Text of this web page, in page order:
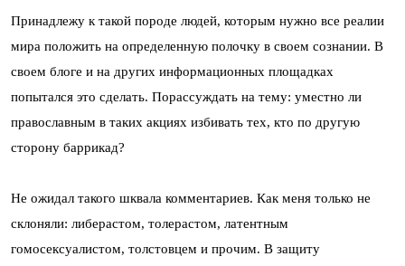
Принадлежу к такой породе людей, которым нужно все реалии
мира положить на определенную полочку в своем сознании. В
своем блоге и на других информационных площадках
попытался это сделать. Порассуждать на тему: уместно ли
православным в таких акциях избивать тех, кто по другую
сторону баррикад?
Не ожидал такого шквала комментариев. Как меня только не
склоняли: либерастом, толерастом, латентным
гомосексуалистом, толстовцем и прочим. В защиту